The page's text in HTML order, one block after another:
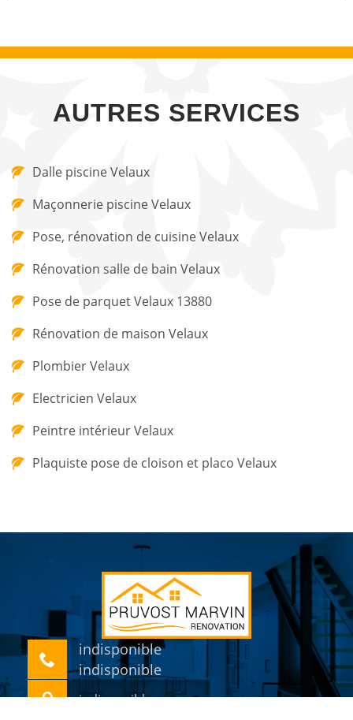
AUTRES SERVICES
Dalle piscine Velaux
Maçonnerie piscine Velaux
Pose, rénovation de cuisine Velaux
Rénovation salle de bain Velaux
Pose de parquet Velaux 13880
Rénovation de maison Velaux
Plombier Velaux
Electricien Velaux
Peintre intérieur Velaux
Plaquiste pose de cloison et placo Velaux
indisponible
indisponible
indisponible